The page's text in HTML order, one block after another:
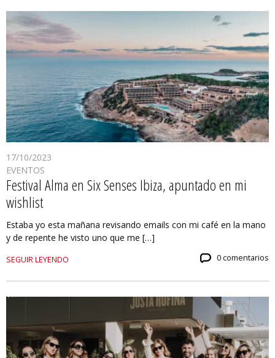
17/10/2023
EVENTOS
Festival Alma en Six Senses Ibiza, apuntado en mi
wishlist
Estaba yo esta mañana revisando emails con mi café en la mano
y de repente he visto uno que me […]
SEGUIR LEYENDO 0 comentarios